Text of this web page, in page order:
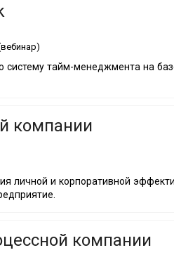
систему тайм-менеджмента на
компании
личной и корпоративной
компании